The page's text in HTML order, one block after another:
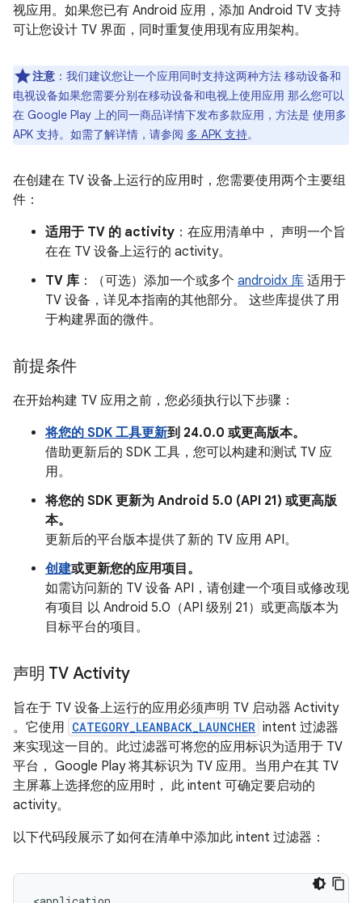
视应用。如果您已有 Android 应用，添加 Android TV 支持
可让您设计 TV 界面，同时重复使用现有应用架构。
注意 ：我们建议您让一个应用同时支持这两种方法 移动设备和
电视设备如果您需要分别在移动设备和电视上使用应用 那么您可以
在 Google Play 上的同一商品详情下发布多款应用，方法是 使用多
APK 支持。如需了解详情，请参阅 多 APK 支持。
在创建在 TV 设备上运行的应用时，您需要使用两个主要组
件：
适用于 TV 的 activity ：在应用清单中， 声明一个旨
在在 TV 设备上运行的 activity。
TV 库 ：（可选）添加一个或多个 androidx 库 适用于
TV 设备，详见本指南的其他部分。 这些库提供了用
于构建界面的微件。
前提条件
在开始构建 TV 应用之前，您必须执行以下步骤：
将您的 SDK 工具更新到 24.0.0 或更高版本。
借助更新后的 SDK 工具，您可以构建和测试 TV 应
用。
将您的 SDK 更新为 Android 5.0 (API 21) 或更高版
本。
更新后的平台版本提供了新的 TV 应用 API。
创建或更新您的应用项目。
如需访问新的 TV 设备 API，请创建一个项目或修改现
有项目 以 Android 5.0（API 级别 21）或更高版本为
目标平台的项目。
声明 TV Activity
旨在于 TV 设备上运行的应用必须声明 TV 启动器 Activity
。它使用 CATEGORY_LEANBACK_LAUNCHER intent 过滤器
来实现这一目的。此过滤器可将您的应用标识为适用于 TV
平台， Google Play 将其标识为 TV 应用。当用户在其 TV
主屏幕上选择您的应用时， 此 intent 可确定要启动的
activity。
以下代码段展示了如何在清单中添加此 intent 过滤器：